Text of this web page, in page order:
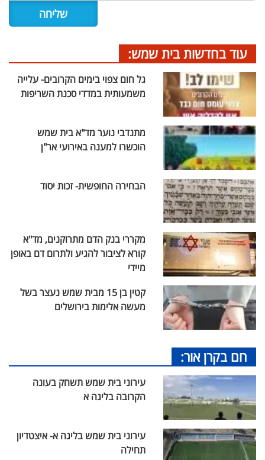
עוד בחדשות בית שמש:
גל חום צפוי בימים הקרובים- עלייה
משמעותית במדדי סכנת השריפות
מתנדבי נוער מד"א בית שמש
הוכשרו למענה באירועי אר"ן
הבחירה החופשית- זכות יסוד
מקררי בנק הדם מתרוקנים, מד"א
קורא לציבור להגיע ולתרום דם באופן
מיידי
קטין בן 15 מבית שמש נעצר בשל
מעשה אלימות בירושלים
חם בקרן אור:
עירוני בית שמש תשחק בעונה
הקרובה בליגה א
עירוני בית שמש בליגה א- איצטדיון
תחילה